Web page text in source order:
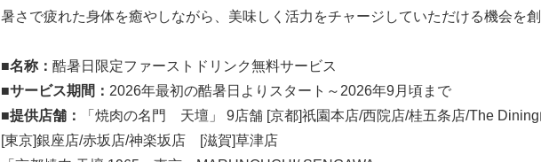
暑さで疲れた身体を癒やしながら、美味しく活力をチャージしていただける機会を創
■名称： 酷暑日限定ファーストドリンク無料サービス
■サービス期間： 2026年最初の酷暑日よりスタート～2026年9月頃まで
■提供店舗：
「焼肉の名門 天壇」 9店舗 [京都]祇園本店/西院店/桂五条店/The
[東京]銀座店/赤坂店/神楽坂店 [滋賀]草津店